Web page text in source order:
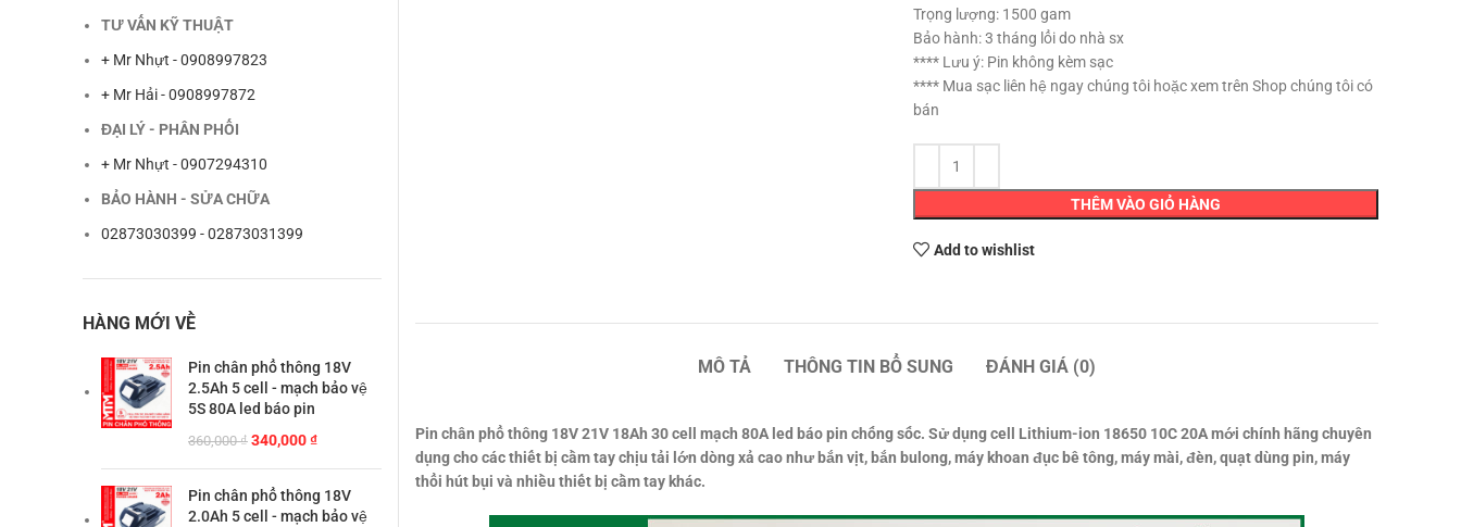
Trọng lượng: 1500 gam
Bảo hành: 3 tháng lổi do nhà sx
**** Lưu ý: Pin không kèm sạc
**** Mua sạc liên hệ ngay chúng tôi hoặc xem trên Shop chúng tôi có
bán
THÊM VÀO GIỎ HÀNG
Add to wishlist
MÔ TẢ THÔNG TIN BỔ SUNG ĐÁNH GIÁ (0)
Pin chân phổ thông 18V 21V 18Ah 30 cell mạch 80A led báo pin chống sốc. Sử dụng cell Lithium-ion 18650 10C 20A mới chính hãng chuyên
dụng cho các thiết bị cầm tay chịu tải lớn dòng xả cao như bắn vịt, bắn bulong, máy khoan đục bê tông, máy mài, đèn, quạt dùng pin, máy
thổi hút bụi và nhiều thiết bị cầm tay khác.
TƯ VẤN KỸ THUẬT
+ Mr Nhựt - 0908997823
+ Mr Hải - 0908997872
ĐẠI LÝ - PHÂN PHỐI
+ Mr Nhựt - 0907294310
BẢO HÀNH - SỬA CHỮA
02873030399 - 02873031399
HÀNG MỚI VỀ
Pin chân phổ thông 18V
2.5Ah 5 cell - mạch bảo vệ
5S 80A led báo pin
360,000₫ Giá
là:
360,000 ₫.
340,000₫Giá
tại
là:
Pin chân phổ thông 18V
2.0Ah 5 cell - mạch bảo vệ